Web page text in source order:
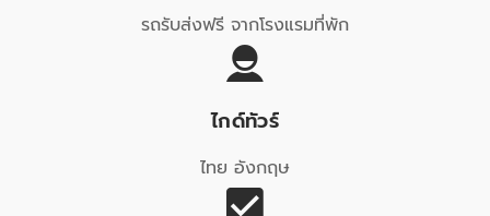
รถรับส่งฟรี จากโรงแรมที่พัก
ไกด์ทัวร์
ไทย อังกฤษ